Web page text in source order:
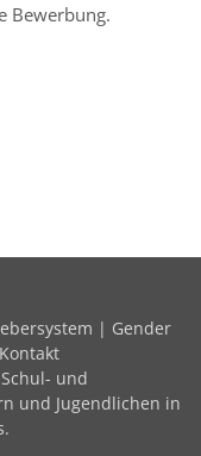
Bewerbung.
| Gender
Kontakt
und
und Jugendlichen in